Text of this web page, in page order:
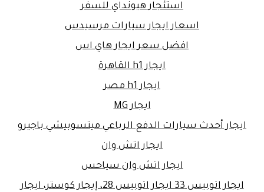
استئجار هيونداي للسفر
اسعار ايجار سيارات مرسيدس
افضل سعر ايجار هاي اس
ايجار h1 القاهرة
ايجار h1 مصر
ايجار MG
ايجار أحدث سيارات الدفع الرباعي ميتسوبيشي باجيرو
ايجار اتش وان
ايجار اتش وان سياحس
ايجار اتوبيس 33 ايجار اتوبيس 28، إيجار كوستر، ايجار